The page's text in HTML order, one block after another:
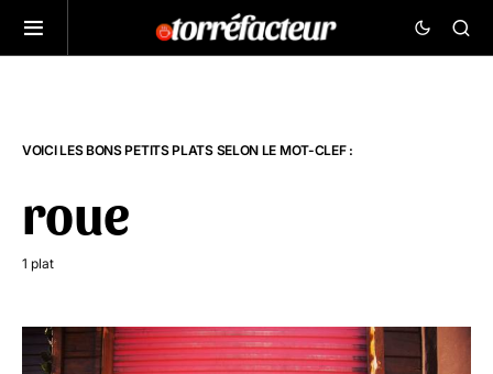
VOICI LES BONS PETITS PLATS SELON LE MOT-CLEF :
roue
1 plat